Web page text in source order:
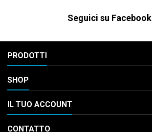
Seguici su Facebook
PRODOTTI
SHOP
IL TUO ACCOUNT
CONTATTO